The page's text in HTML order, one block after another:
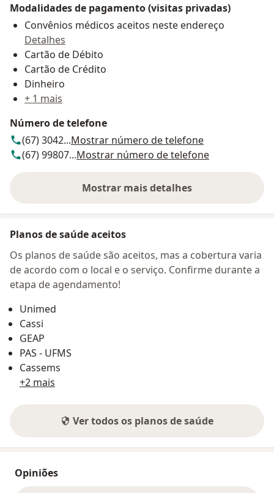
Modalidades de pagamento (visitas privadas)
Convênios médicos aceitos neste endereço
Detalhes
Cartão de Débito
Cartão de Crédito
Dinheiro
+ 1 mais
Número de telefone
(67) 3042...Mostrar número de telefone
(67) 99807...Mostrar número de telefone
Mostrar mais detalhes
sobre o endereço
Planos de saúde aceitos
Os planos de saúde são aceitos, mas a cobertura varia
de acordo com o local e o serviço. Confirme durante a
etapa de agendamento!
Unimed
Cassi
GEAP
PAS - UFMS
Cassems
+2 mais
Ver todos os planos de saúde
Opiniões